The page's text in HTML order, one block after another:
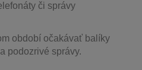
či správy
období očakávať balíky
podozrivé správy.